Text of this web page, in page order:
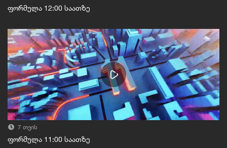
ფორმულა 12:00 საათზე
7 თვის
ფორმულა 11:00 საათზე